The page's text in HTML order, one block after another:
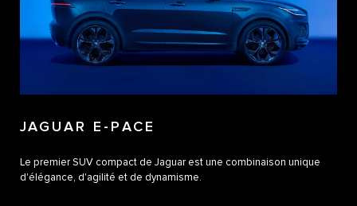
JAGUAR E-PACE
Le premier SUV compact de Jaguar est une combinaison unique
d'élégance, d'agilité et de dynamisme.